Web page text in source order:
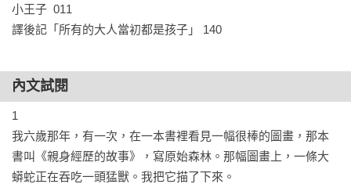
小王子  011
譯後記「所有的大人當初都是孩子」 140
內文試閱
1
我六歲那年，有一次，在一本書裡看見一幅很棒的圖畫，那本
書叫《親身經歷的故事》，寫原始森林。那幅圖畫上，一條大
蟒蛇正在吞吃一頭猛獸。我把它描了下來。